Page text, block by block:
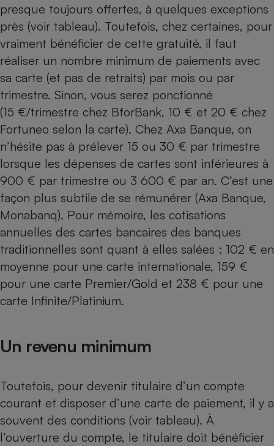
presque toujours offertes, à quelques exceptions
près (voir tableau). Toutefois, chez certaines, pour
vraiment bénéficier de cette gratuité, il faut
réaliser un nombre minimum de paiements avec
sa carte (et pas de retraits) par mois ou par
trimestre. Sinon, vous serez ponctionné
(15 €/trimestre chez BforBank, 10 € et 20 € chez
Fortuneo selon la carte). Chez Axa Banque, on
n’hésite pas à prélever 15 ou 30 € par trimestre
lorsque les dépenses de cartes sont inférieures à
900 € par trimestre ou 3 600 € par an. C’est une
façon plus subtile de se rémunérer (Axa Banque,
Monabanq). Pour mémoire, les cotisations
annuelles des cartes bancaires des banques
traditionnelles sont quant à elles salées : 102 € en
moyenne pour une carte internationale, 159 €
pour une carte Premier/Gold et 238 € pour une
carte Infinite/Platinium.
Un revenu minimum
Toutefois, pour devenir titulaire d’un compte
courant et disposer d’une carte de paiement, il y a
souvent des conditions (voir tableau). À
l’ouverture du compte, le titulaire doit bénéficier